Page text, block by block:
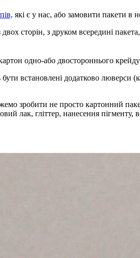
які є у нас, або замовити пакети в
сторін, з друком всередині
одно-або двостороннього
встановлені додатково люверси
зробити не просто картонний
лак, гліттер, нанесення